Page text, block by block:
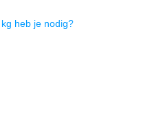
heb je nodig?